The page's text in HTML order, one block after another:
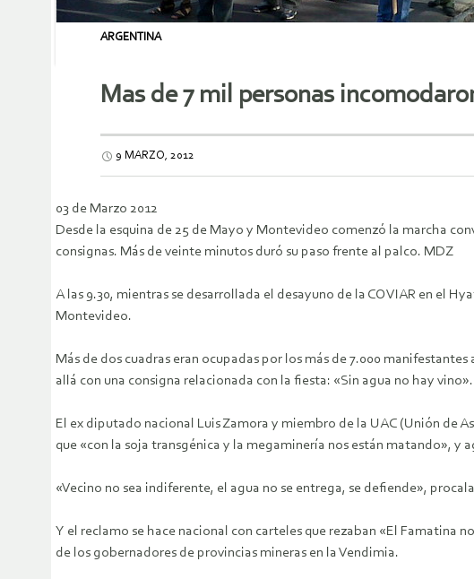
ARGENTINA
Mas de 7 mil personas
9 MARZO, 2012
03 de Marzo 2012
Desde la esquina de 25 de Mayo y Montevideo comenzó la marcha
consignas. Más de veinte minutos duró su paso frente al palco. MDZ
A las 9.30, mientras se desarrollada el desayuno de la COVIAR en el
Montevideo.
Más de dos cuadras eran ocupadas por los más de 7.000
allá con una consigna relacionada con la fiesta: «Sin agua no hay vino».
El ex diputado nacional Luis Zamora y miembro de la UAC (Unión de
que «con la soja transgénica y la megaminería nos están matando»,
«Vecino no sea indiferente, el agua no se entrega, se defiende»,
Y el reclamo se hace nacional con carteles que rezaban «El Famatina
de los gobernadores de provincias mineras en la Vendimia.